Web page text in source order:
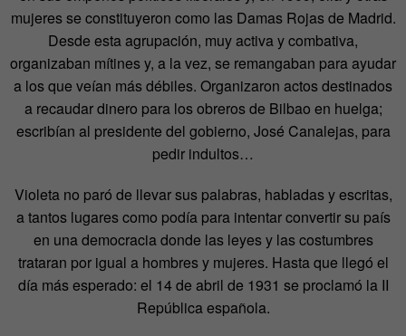
mujeres se constituyeron como las Damas Rojas de Madrid.
Desde esta agrupación, muy activa y combativa,
organizaban mítines y, a la vez, se remangaban para ayudar
a los que veían más débiles. Organizaron actos destinados
a recaudar dinero para los obreros de Bilbao en huelga;
escribían al presidente del gobierno, José Canalejas, para
pedir indultos…
Violeta no paró de llevar sus palabras, habladas y escritas,
a tantos lugares como podía para intentar convertir su país
en una democracia donde las leyes y las costumbres
trataran por igual a hombres y mujeres. Hasta que llegó el
día más esperado: el 14 de abril de 1931 se proclamó la II
República española.